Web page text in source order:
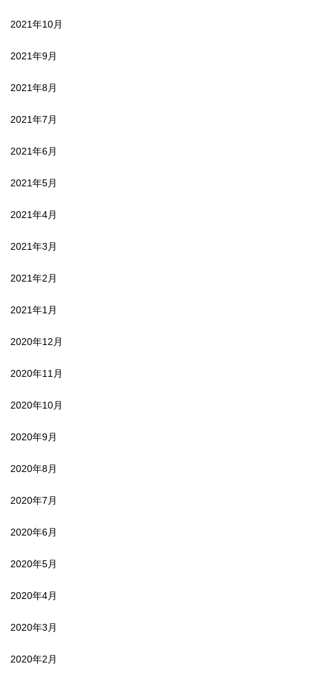
2021年10月
2021年9月
2021年8月
2021年7月
2021年6月
2021年5月
2021年4月
2021年3月
2021年2月
2021年1月
2020年12月
2020年11月
2020年10月
2020年9月
2020年8月
2020年7月
2020年6月
2020年5月
2020年4月
2020年3月
2020年2月